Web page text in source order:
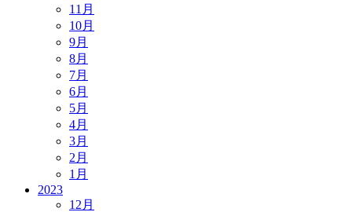
11月
10月
9月
8月
7月
6月
5月
4月
3月
2月
1月
2023
12月